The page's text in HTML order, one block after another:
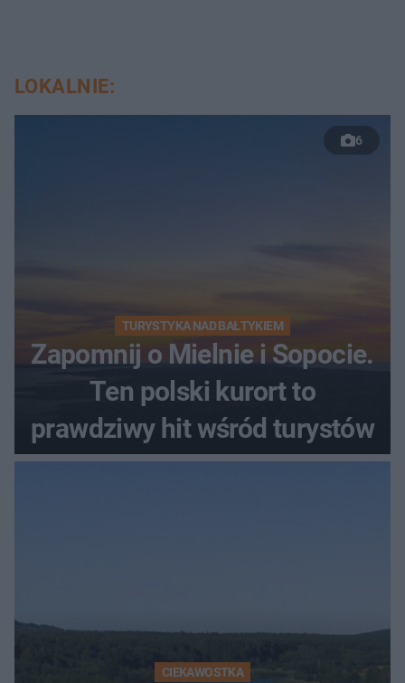
LOKALNIE:
6
TURYSTYKA NAD BAŁTYKIEM
Zapomnij o Mielnie i Sopocie.
Ten polski kurort to
prawdziwy hit wśród turystów
CIEKAWOSTKA